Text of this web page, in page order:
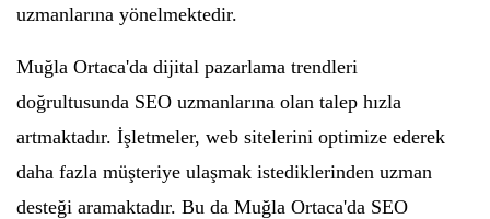
uzmanlarına yönelmektedir.
Muğla Ortaca'da dijital pazarlama trendleri
doğrultusunda SEO uzmanlarına olan talep hızla
artmaktadır. İşletmeler, web sitelerini optimize ederek
daha fazla müşteriye ulaşmak istediklerinden uzman
desteği aramaktadır. Bu da Muğla Ortaca'da SEO